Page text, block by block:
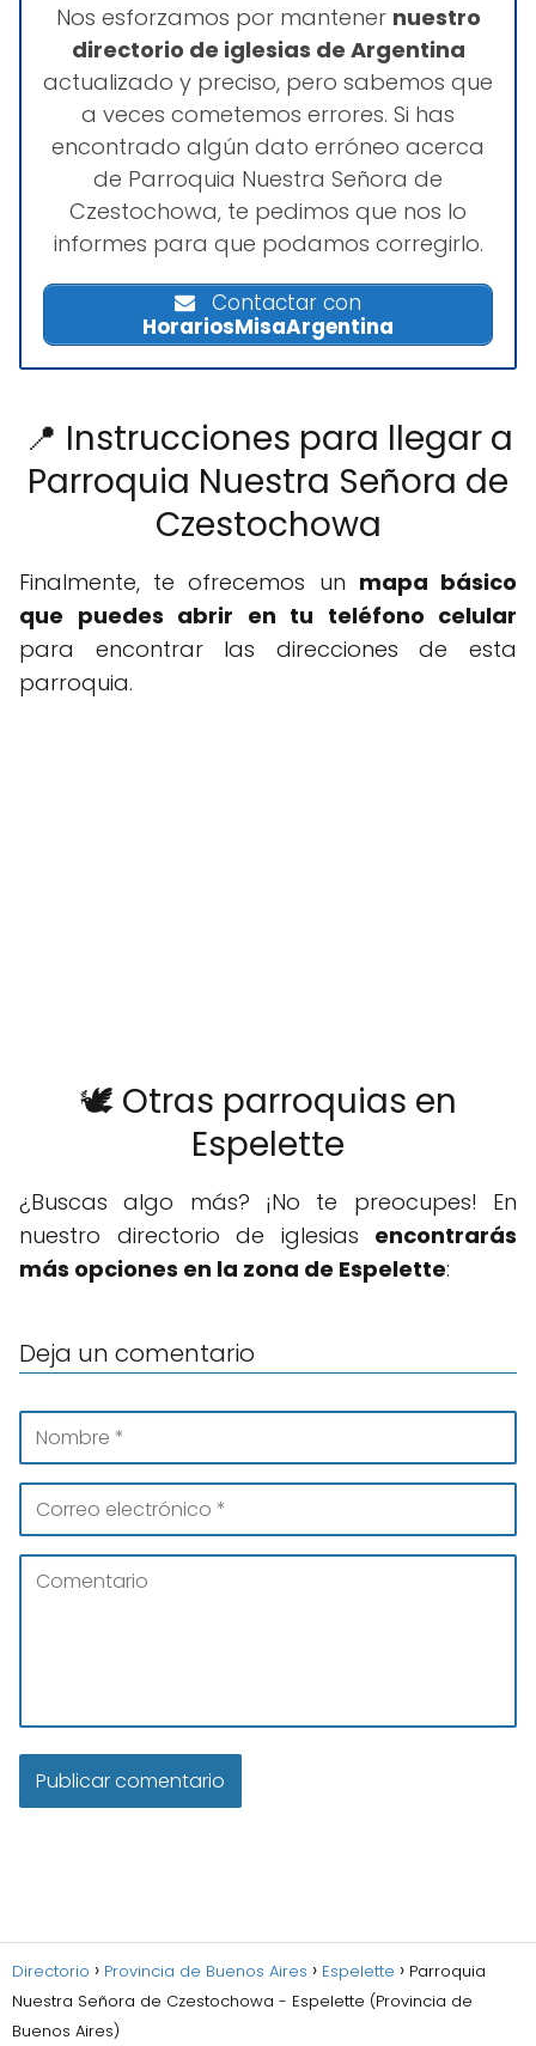
Nos esforzamos por mantener nuestro
directorio de iglesias de Argentina
actualizado y preciso, pero sabemos que
a veces cometemos errores. Si has
encontrado algún dato erróneo acerca
de Parroquia Nuestra Señora de
Czestochowa, te pedimos que nos lo
informes para que podamos corregirlo.
Contactar con
HorariosMisaArgentina
📍 Instrucciones para llegar a
Parroquia Nuestra Señora de
Czestochowa
Finalmente, te ofrecemos un mapa básico
que puedes abrir en tu teléfono celular
para encontrar las direcciones de esta
parroquia.
🕊️ Otras parroquias en
Espelette
¿Buscas algo más? ¡No te preocupes! En
nuestro directorio de iglesias encontrarás
más opciones en la zona de Espelette:
Deja un comentario
Directorio Provincia de Buenos Aires Espelette
Parroquia
Nuestra Señora de Czestochowa - Espelette (Provincia de
Buenos Aires)